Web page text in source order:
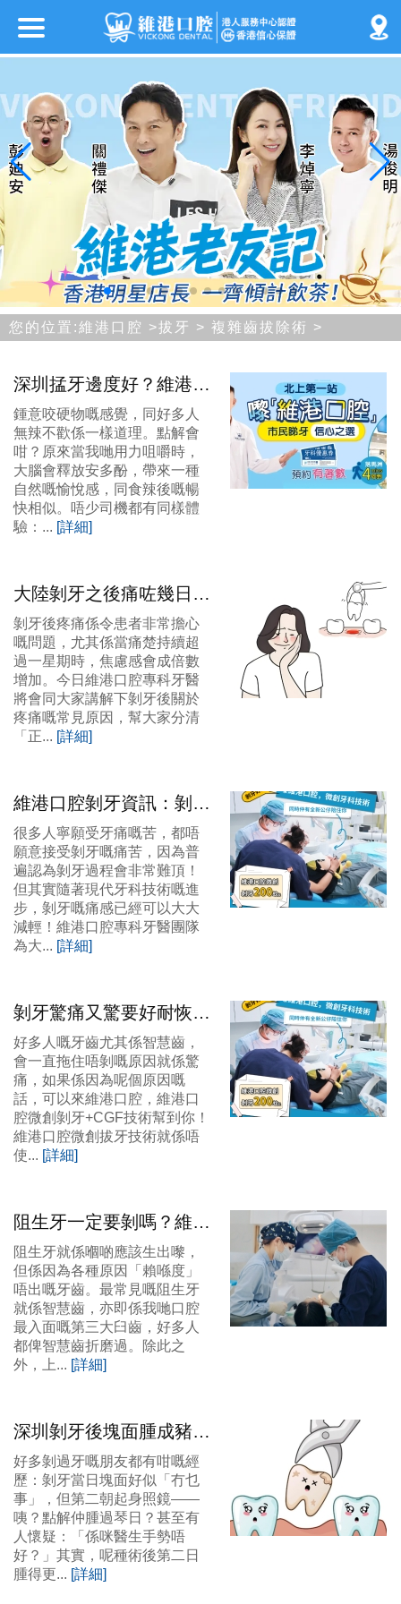
您的位置:維港口腔 >拔牙 > 複雜齒拔除術 >
深圳掹牙邊度好？維港口
腔專業掹牙最平200蚊
起！
鍾意咬硬物嘅感覺，同好多人
無辣不歡係一樣道理。點解會
咁？原來當我哋用力咀嚼時，
大腦會釋放安多酚，帶來一種
自然嘅愉悅感，同食辣後嘅暢
快相似。唔少司機都有同樣體
驗：... [詳細]
大陸剝牙之後痛咗幾日正
常嗎？深圳牙科邊間好？
剝牙後疼痛係令患者非常擔心
嘅問題，尤其係當痛楚持續超
過一星期時，焦慮感會成倍數
增加。今日維港口腔專科牙醫
將會同大家講解下剝牙後關於
疼痛嘅常見原因，幫大家分清
「正... [詳細]
維港口腔剝牙資訊：剝牙
點樣可以減輕疼痛咧？維
港口腔微創剝牙幾錢？
很多人寧願受牙痛嘅苦，都唔
願意接受剝牙嘅痛苦，因為普
遍認為剝牙過程會非常難頂！
但其實隨著現代牙科技術嘅進
步，剝牙嘅痛感已經可以大大
減輕！維港口腔專科牙醫團隊
為大... [詳細]
剝牙驚痛又驚要好耐恢
復？維港口腔微創剝牙
+CGF技術幫到你
好多人嘅牙齒尤其係智慧齒，
會一直拖住唔剝嘅原因就係驚
痛，如果係因為呢個原因嘅
話，可以來維港口腔，維港口
腔微創剝牙+CGF技術幫到你！
維港口腔微創拔牙技術就係唔
使... [詳細]
阻生牙一定要剝嗎？維港
口腔微創剝牙！舒適精細
化治療！
阻生牙就係嗰啲應該生出嚟，
但係因為各種原因「賴喺度」
唔出嘅牙齒。最常見嘅阻生牙
就係智慧齒，亦即係我哋口腔
最入面嘅第三大臼齒，好多人
都俾智慧齒折磨過。除此之
外，上... [詳細]
深圳剝牙後塊面腫成豬頭
點算？維港口腔微創剝牙
幾錢？
好多剝過牙嘅朋友都有咁嘅經
歷：剝牙當日塊面好似「冇乜
事」，但第二朝起身照鏡——
咦？點解仲腫過琴日？甚至有
人懷疑：「係咪醫生手勢唔
好？」其實，呢種術後第二日
腫得更... [詳細]